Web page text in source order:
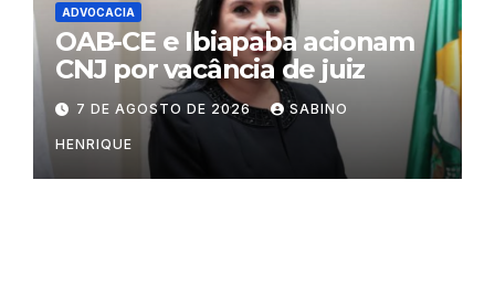
ADVOCACIA
OAB-CE e Ibiapaba acionam
CNJ por vacância de juiz
7 DE AGOSTO DE 2026 SABINO
HENRIQUE